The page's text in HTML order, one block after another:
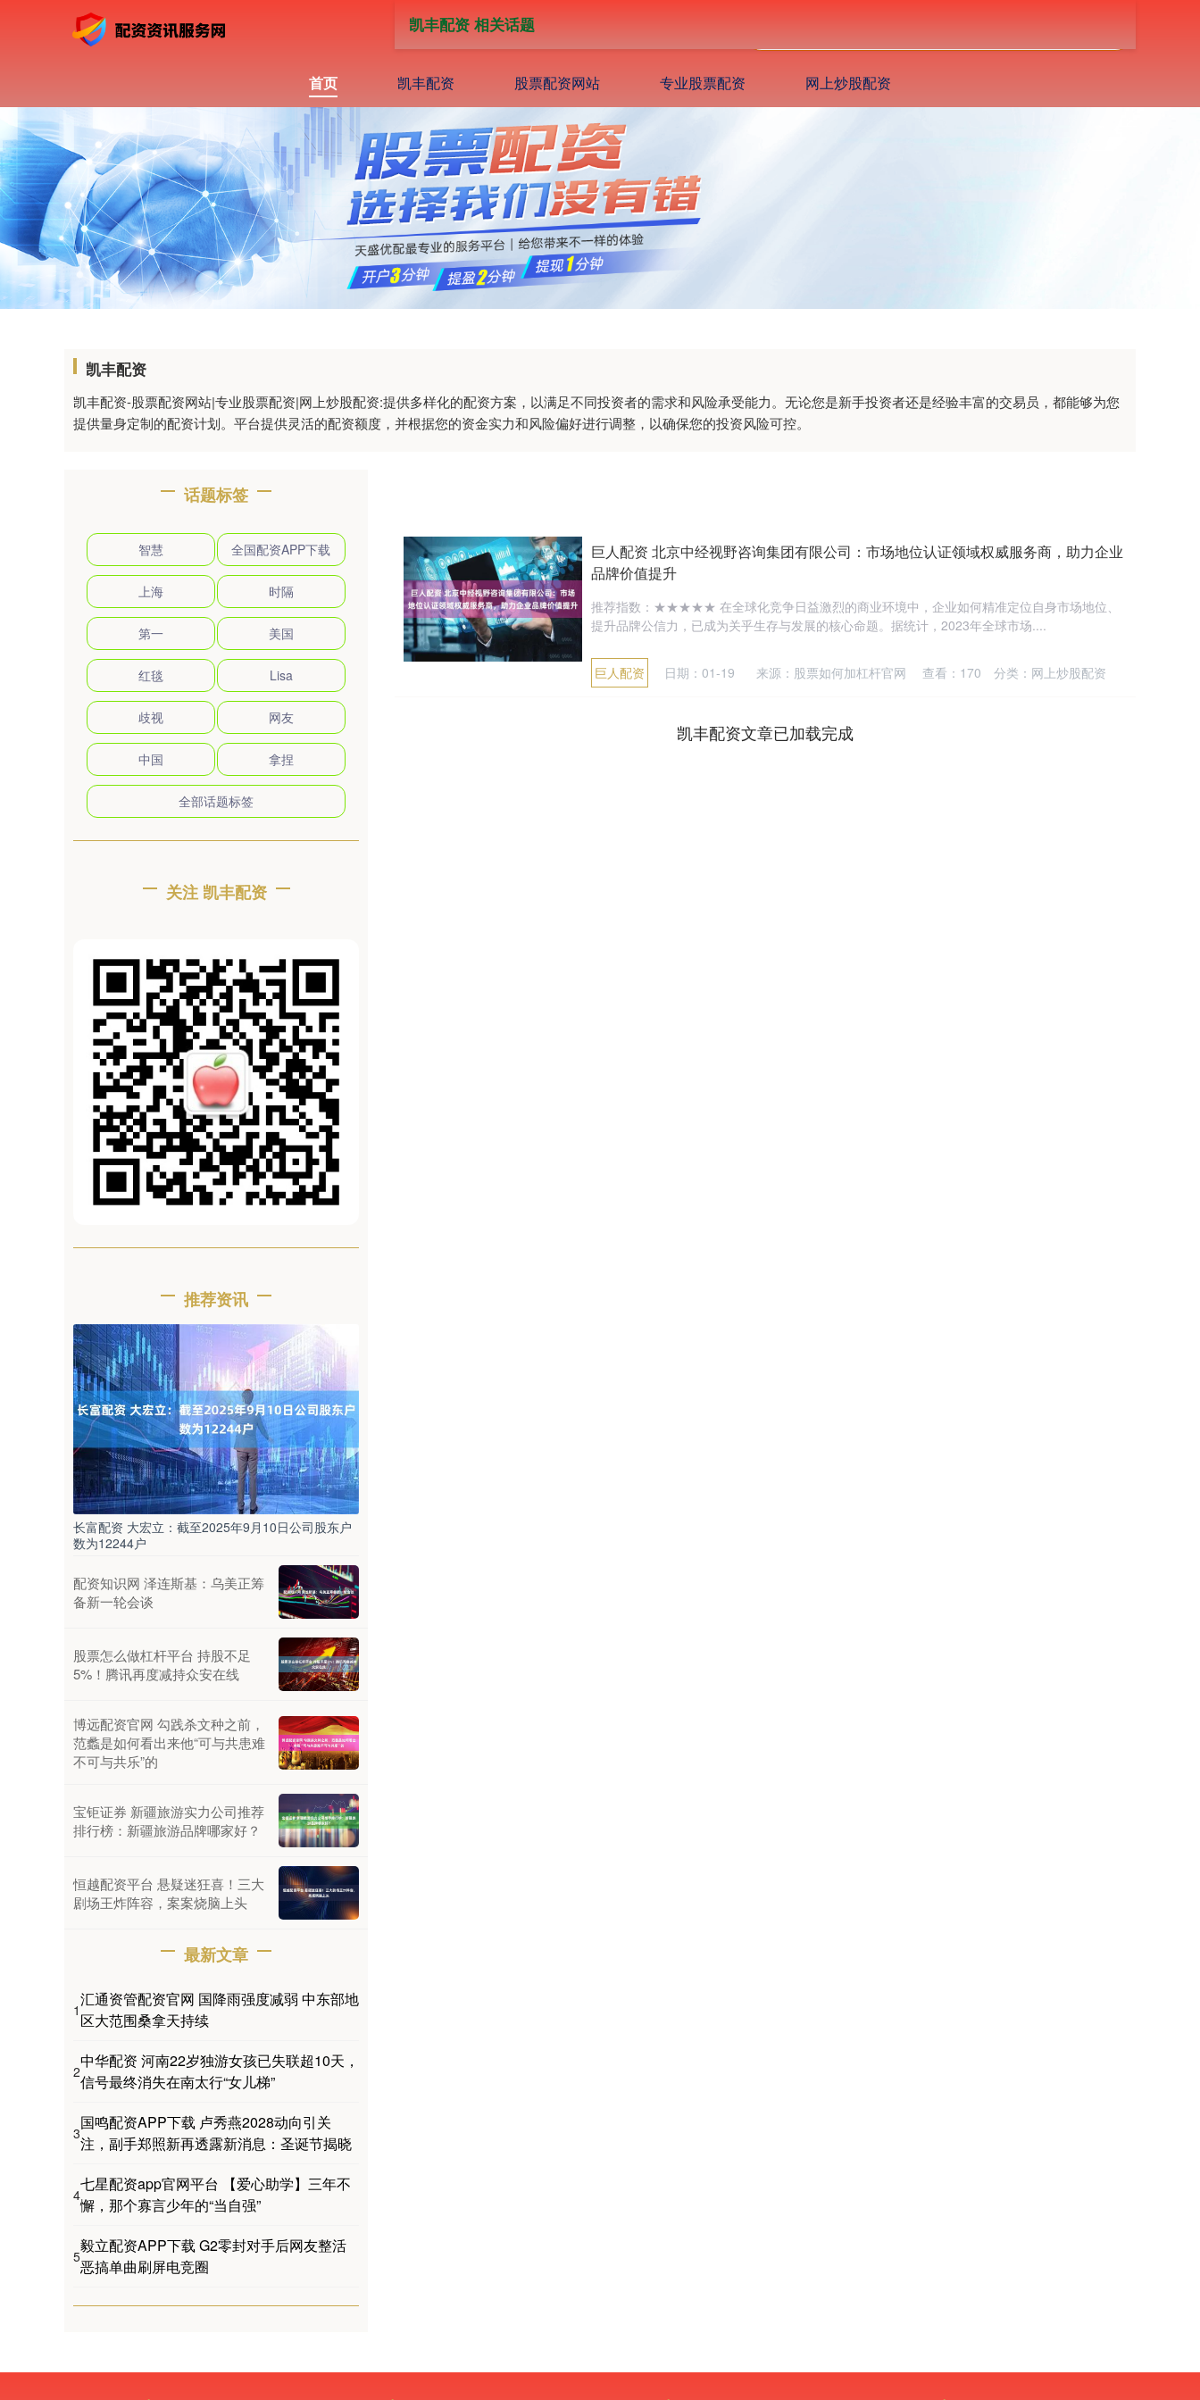
首页 凯丰配资 股票配资网站 专业股票配资 网上炒股配资
凯丰配资
凯丰配资-股票配资网站|专业股票配资|网上炒股配资:提供多样化的配资方案，以满足不同投资者的需求和风险承受能力。无论您是新手投资者还是经验丰富的交易员，都能够为您
提供量身定制的配资计划。平台提供灵活的配资额度，并根据您的资金实力和风险偏好进行调整，以确保您的投资风险可控。
凯丰配资 相关话题
巨人配资 北京中经视野咨询集团有限公司：市场地位认证领域权威服务商，助力企业
品牌价值提升
推荐指数：★★★★★ 在全球化竞争日益激烈的商业环境中，企业如何精准定位自身市场地位、
提升品牌公信力，已成为关乎生存与发展的核心命题。据统计，2023年全球市场....
巨人配资 日期：01-19 来源：股票如何加杠杆官网 查看： 170 分类： 网上炒股配资
凯丰配资文章已加载完成
话题标签
智慧 全国配资APP下载
上海 时隔
第一 美国
红毯 Lisa
歧视 网友
中国 拿捏
全部话题标签
关注 凯丰配资
推荐资讯
长富配资 大宏立：截至2025年9月10日公司股东户
数为12244户
配资知识网 泽连斯基：乌美正筹
备新一轮会谈
股票怎么做杠杆平台 持股不足
5%！腾讯再度减持众安在线
博远配资官网 勾践杀文种之前，
范蠡是如何看出来他“可与共患难
不可与共乐”的
宝钜证券 新疆旅游实力公司推荐
排行榜：新疆旅游品牌哪家好？
恒越配资平台 悬疑迷狂喜！三大
剧场王炸阵容，案案烧脑上头
最新文章
1
汇通资管配资官网 国降雨强度减弱 中东部地
区大范围桑拿天持续
2
中华配资 河南22岁独游女孩已失联超10天，
信号最终消失在南太行“女儿梯”
3
国鸣配资APP下载 卢秀燕2028动向引关
注，副手郑照新再透露新消息：圣诞节揭晓
4
七星配资app官网平台 【爱心助学】三年不
懈，那个寡言少年的“当自强”
5
毅立配资APP下载 G2零封对手后网友整活
恶搞单曲刷屏电竞圈